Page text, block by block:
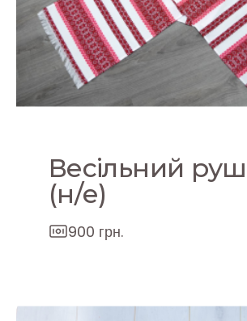
Весільний
(н/е)
900 грн.